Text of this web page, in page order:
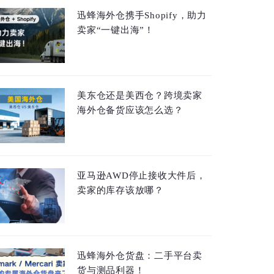
迅蜂海外仓携手Shopify，助力
卖家“一键出海”！
美东仓还是美西仓？跨境卖家
海外仓备货应该怎么选？
亚马逊AWD停止接收大件后，
卖家的库存该放哪？
迅蜂海外仓货盘：二手平台卖
货与测品利器！